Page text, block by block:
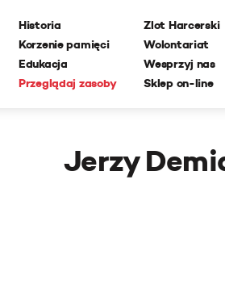
Historia
Korzenie pamięci
Edukacja
Przeglądaj zasoby
Zlot Harcerski
Wolontariat
Wesprzyj nas
Sklep on-line
Jerzy